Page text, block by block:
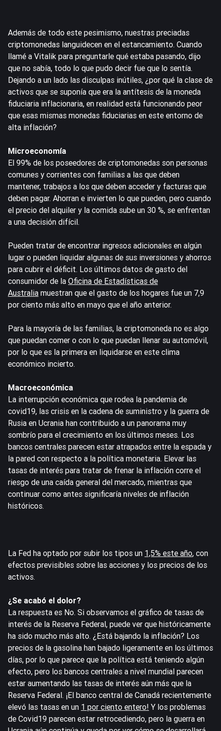
Además de todo este pesimismo, nuestras preciadas
criptomonedas languidecen en el estancamiento. Cuando
llamé a Vitalik para preguntarle qué estaba pasando, dijo
que no sabía, todo lo que pudo decir fue que lo sentía.
Dejando a un lado las disculpas inútiles, ¿por qué la clase de
activos que se suponía que era la antítesis de la moneda
fiduciaria inflacionaria, en realidad está funcionando peor
que esas mismas monedas fiduciarias en este entorno de
alta inflación?
Microeconomía
El 99% de los poseedores de criptomonedas son personas
comunes y corrientes con familias a las que deben
mantener, trabajos a los que deben acceder y facturas que
deben pagar. Ahorran e invierten lo que pueden, pero cuando
el precio del alquiler y la comida sube un 30 %, se enfrentan
a una decisión difícil.
Pueden tratar de encontrar ingresos adicionales en algún
lugar o pueden liquidar algunas de sus inversiones y ahorros
para cubrir el déficit. Los últimos datos de gasto del
consumidor de la Oficina de Estadísticas de
Australia muestran que el gasto de los hogares fue un 7,9
por ciento más alto en mayo que el año anterior.
Para la mayoría de las familias, la criptomoneda no es algo
que puedan comer o con lo que puedan llenar su automóvil,
por lo que es la primera en liquidarse en este clima
económico incierto.
Macroeconómica
La interrupción económica que rodea la pandemia de
covid19, las crisis en la cadena de suministro y la guerra de
Rusia en Ucrania han contribuido a un panorama muy
sombrío para el crecimiento en los últimos meses. Los
bancos centrales parecen estar atrapados entre la espada y
la pared con respecto a la política monetaria. Elevar las
tasas de interés para tratar de frenar la inflación corre el
riesgo de una caída general del mercado, mientras que
continuar como antes significaría niveles de inflación
históricos.
La Fed ha optado por subir los tipos un 1,5% este año, con
efectos previsibles sobre las acciones y los precios de los
activos.
¿Se acabó el dolor?
La respuesta es No. Si observamos el gráfico de tasas de
interés de la Reserva Federal, puede ver que históricamente
ha sido mucho más alto. ¿Está bajando la inflación? Los
precios de la gasolina han bajado ligeramente en los últimos
días, por lo que parece que la política está teniendo algún
efecto, pero los bancos centrales a nivel mundial parecen
estar aumentando las tasas de interés aún más que la
Reserva Federal. ¡El banco central de Canadá recientemente
elevó las tasas en un 1 por ciento entero! Y los problemas
de Covid19 parecen estar retrocediendo, pero la guerra en